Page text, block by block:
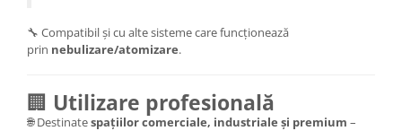
🔧 Compatibil și cu alte sisteme care funcționează
prin nebulizare/atomizare.
🏢 Utilizare profesională
🌐 Destinatespațiilor comerciale, industriale și premium –